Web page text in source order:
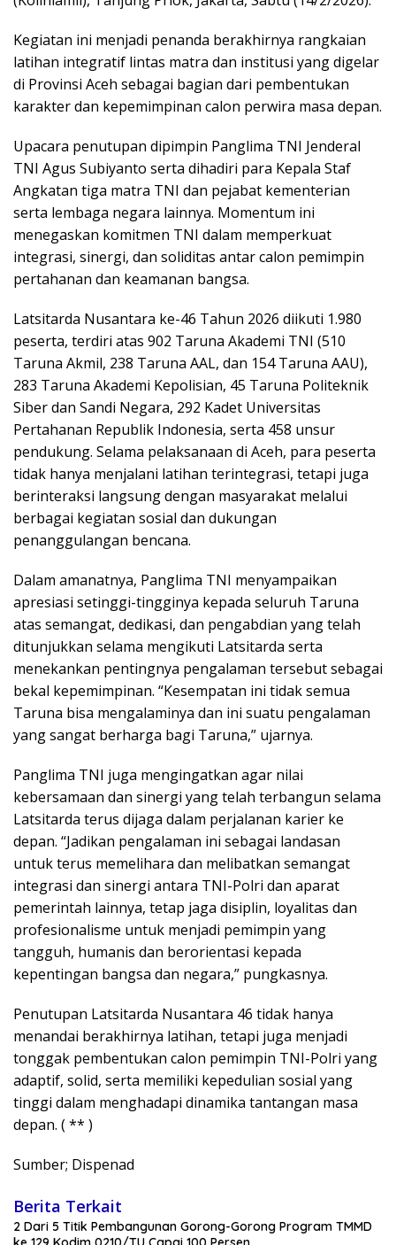
Kegiatan ini menjadi penanda berakhirnya rangkaian
latihan integratif lintas matra dan institusi yang digelar
di Provinsi Aceh sebagai bagian dari pembentukan
karakter dan kepemimpinan calon perwira masa depan.
Upacara penutupan dipimpin Panglima TNI Jenderal
TNI Agus Subiyanto serta dihadiri para Kepala Staf
Angkatan tiga matra TNI dan pejabat kementerian
serta lembaga negara lainnya. Momentum ini
menegaskan komitmen TNI dalam memperkuat
integrasi, sinergi, dan soliditas antar calon pemimpin
pertahanan dan keamanan bangsa.
Latsitarda Nusantara ke-46 Tahun 2026 diikuti 1.980
peserta, terdiri atas 902 Taruna Akademi TNI (510
Taruna Akmil, 238 Taruna AAL, dan 154 Taruna AAU),
283 Taruna Akademi Kepolisian, 45 Taruna Politeknik
Siber dan Sandi Negara, 292 Kadet Universitas
Pertahanan Republik Indonesia, serta 458 unsur
pendukung. Selama pelaksanaan di Aceh, para peserta
tidak hanya menjalani latihan terintegrasi, tetapi juga
berinteraksi langsung dengan masyarakat melalui
berbagai kegiatan sosial dan dukungan
penanggulangan bencana.
Dalam amanatnya, Panglima TNI menyampaikan
apresiasi setinggi-tingginya kepada seluruh Taruna
atas semangat, dedikasi, dan pengabdian yang telah
ditunjukkan selama mengikuti Latsitarda serta
menekankan pentingnya pengalaman tersebut sebagai
bekal kepemimpinan. “Kesempatan ini tidak semua
Taruna bisa mengalaminya dan ini suatu pengalaman
yang sangat berharga bagi Taruna,” ujarnya.
Panglima TNI juga mengingatkan agar nilai
kebersamaan dan sinergi yang telah terbangun selama
Latsitarda terus dijaga dalam perjalanan karier ke
depan. “Jadikan pengalaman ini sebagai landasan
untuk terus memelihara dan melibatkan semangat
integrasi dan sinergi antara TNI-Polri dan aparat
pemerintah lainnya, tetap jaga disiplin, loyalitas dan
profesionalisme untuk menjadi pemimpin yang
tangguh, humanis dan berorientasi kepada
kepentingan bangsa dan negara,” pungkasnya.
Penutupan Latsitarda Nusantara 46 tidak hanya
menandai berakhirnya latihan, tetapi juga menjadi
tonggak pembentukan calon pemimpin TNI-Polri yang
adaptif, solid, serta memiliki kepedulian sosial yang
tinggi dalam menghadapi dinamika tantangan masa
depan. ( ** )
Sumber; Dispenad
Berita Terkait
2 Dari 5 Titik Pembangunan Gorong-Gorong Program TMMD